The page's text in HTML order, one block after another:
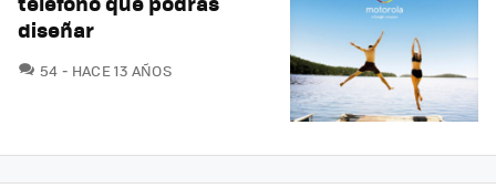
diseñar
54 COMENTARIOS
HACE 13 AÑOS